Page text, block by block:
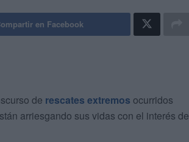
en Facebook
de rescates extremos ocurridos
arriesgando sus vidas con el interés de